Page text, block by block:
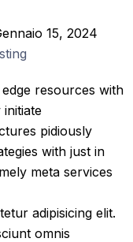
15, 2024
resources with
pidiously
with just in
meta services
adipisicing elit.
omnis